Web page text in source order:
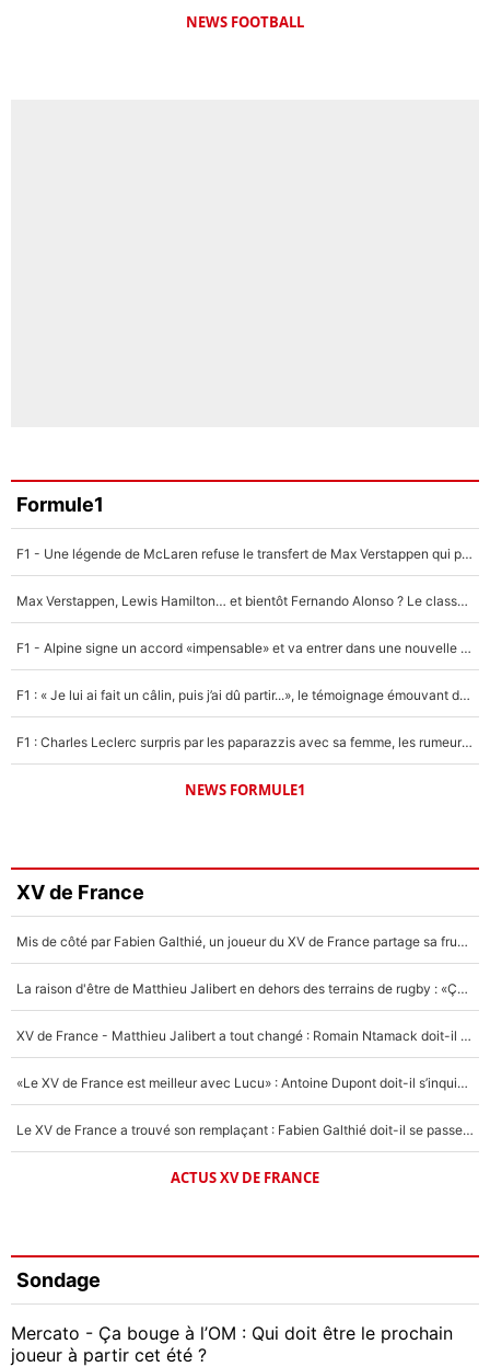
NEWS FOOTBALL
Formule1
F1 - Une légende de McLaren refuse le transfert de Max Verstappen qui pourrait «faire des vagues» et plomber l'ambiance dans l'équipe
Max Verstappen, Lewis Hamilton… et bientôt Fernando Alonso ? Le classement des pilotes les mieux payés en Formule 1 risque de changer !
F1 - Alpine signe un accord «impensable» et va entrer dans une nouvelle dimension : Grande nouvelle pour Pierre Gasly !
F1 : « Je lui ai fait un câlin, puis j’ai dû partir...», le témoignage émouvant de Max Verstappen sur sa fille
F1 : Charles Leclerc surpris par les paparazzis avec sa femme, les rumeurs étaient vraies !
NEWS FORMULE1
XV de France
Mis de côté par Fabien Galthié, un joueur du XV de France partage sa frustration : «ils ne me l’ont pas dit tout de suite»
La raison d'être de Matthieu Jalibert en dehors des terrains de rugby : «Ça m'atteint autant que si tu touches à un membre de ma famille»
XV de France - Matthieu Jalibert a tout changé : Romain Ntamack doit-il s’inquiéter pour sa place à un an de la Coupe du monde ?
«Le XV de France est meilleur avec Lucu» : Antoine Dupont doit-il s’inquiéter pour sa place ?
Le XV de France a trouvé son remplaçant : Fabien Galthié doit-il se passer d'Antoine Dupont ?
ACTUS XV DE FRANCE
Sondage
Mercato - Ça bouge à l’OM : Qui doit être le prochain
joueur à partir cet été ?